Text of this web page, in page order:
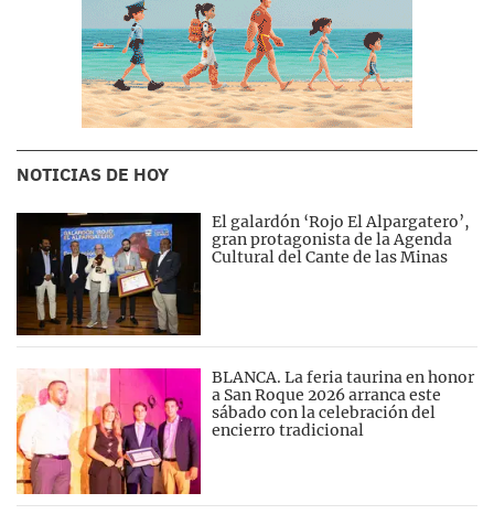
NOTICIAS DE HOY
El galardón ‘Rojo El Alpargatero’,
gran protagonista de la Agenda
Cultural del Cante de las Minas
BLANCA. La feria taurina en honor
a San Roque 2026 arranca este
sábado con la celebración del
encierro tradicional